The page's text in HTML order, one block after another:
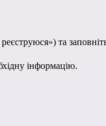
та
інформацію.